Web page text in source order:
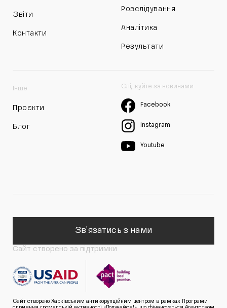
Звіти
Контакти
Розслідування
Аналітика
Результати
Інше
Проєкти
Блог
Слідкуйте за новинами
Facebook
Instagram
Youtube
Зв'язатись з нами
Сайт створено за підтримки
Сайт створено Харківським антикорупційним центром в рамках Програми